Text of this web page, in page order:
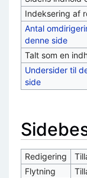
Indeksering af
Antal
denne side
Talt som en
Undersider til
side
Redigering
Flytning